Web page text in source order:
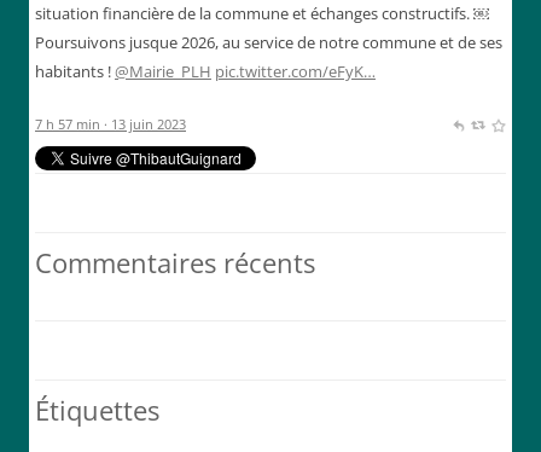
situation financière de la commune et échanges constructifs. ￼
Poursuivons jusque 2026, au service de notre commune et de ses
habitants !@Mairie_PLH pic.twitter.com/eFyK…
7 h 57 min · 13 juin 2023
Commentaires récents
Étiquettes